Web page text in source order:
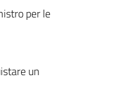
per le
un